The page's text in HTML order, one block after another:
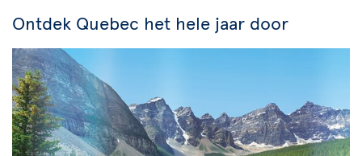
Ontdek Quebec het hele jaar door